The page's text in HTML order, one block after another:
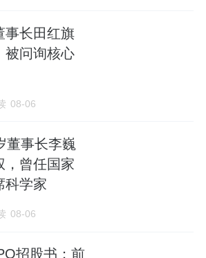
事长田红旗
被问询核心
08-06
董事长李巍
，曾任国家
科学家
08-06
招股书：前